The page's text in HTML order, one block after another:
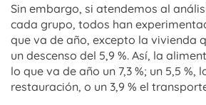
Sin embargo, si atendemos al
cada grupo, todos han
que va de año, excepto la vivienda
un descenso del 5,9 %. Así, la
lo que va de año un 7,3 %; un 5,5 %,
restauración, o un 3,9 % el